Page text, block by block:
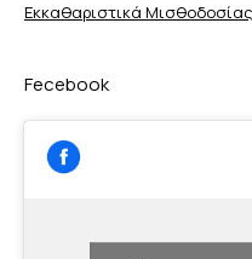
Εκκαθαριστικά
Fecebook